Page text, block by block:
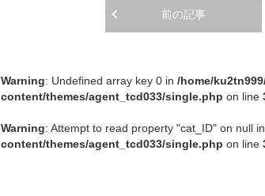
前の記事
Warning: Undefined array key 0 in /home/
content/themes/agent_tcd033/single.php on line
Warning: Attempt to read property "cat_ID" on null in
content/themes/agent_tcd033/single.php on line